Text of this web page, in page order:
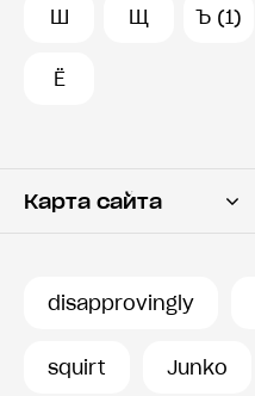
Ш Щ Ъ (1)
Ё
Карта сайта
История запросов
disapprovingly
squirt Junko